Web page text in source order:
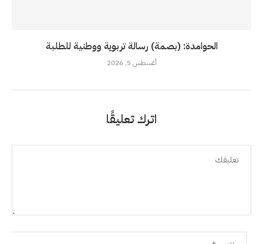
الحوامدة: (بصمة) رسالة تربوية ووطنية للطلبة
أغسطس 5, 2026
اترك تعليقًا